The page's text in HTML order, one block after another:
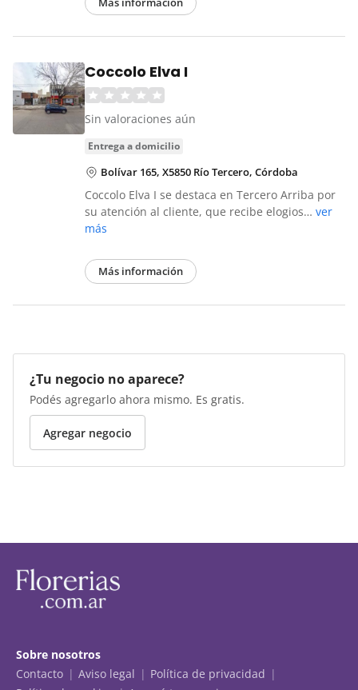
Coccolo Elva I
Sin valoraciones aún
entrega a domicilio
Bolívar 165, X5850 Río Tercero, Córdoba
Coccolo Elva I se destaca en Tercero Arriba por
su atención al cliente, que recibe elogios… ver
más
Más información
¿Tu negocio no aparece?
Podés agregarlo ahora mismo. Es gratis.
Agregar negocio
Sobre nosotros
Contacto
Aviso legal
Política de privacidad